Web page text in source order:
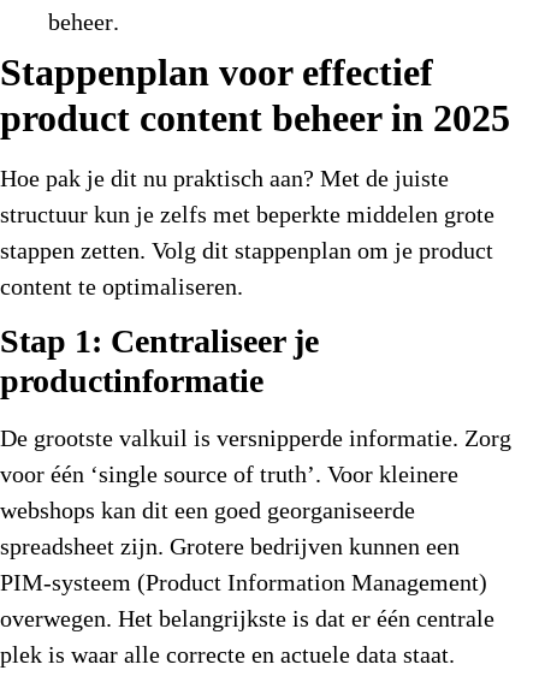
beheer.
Stappenplan voor effectief
product content beheer in 2025
Hoe pak je dit nu praktisch aan? Met de juiste
structuur kun je zelfs met beperkte middelen grote
stappen zetten. Volg dit stappenplan om je product
content te optimaliseren.
Stap 1: Centraliseer je
productinformatie
De grootste valkuil is versnipperde informatie. Zorg
voor één ‘single source of truth’. Voor kleinere
webshops kan dit een goed georganiseerde
spreadsheet zijn. Grotere bedrijven kunnen een
PIM-systeem (Product Information Management)
overwegen. Het belangrijkste is dat er één centrale
plek is waar alle correcte en actuele data staat.